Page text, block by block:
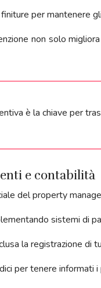
per mantenere
non solo
è la chiave per
e contabilità
del property
sistemi di
la registrazione di
per tenere informati